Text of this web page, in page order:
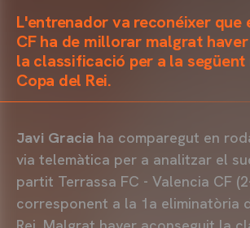
L'entrenador va reconéixer que
CF ha de millorar malgrat
la classificació per a la següent
Copa del Rei.
Javi Gracia ha comparegut en
via telemàtica per a analitzar el
partit Terrassa FC - Valencia CF
corresponent a la 1a eliminatòria